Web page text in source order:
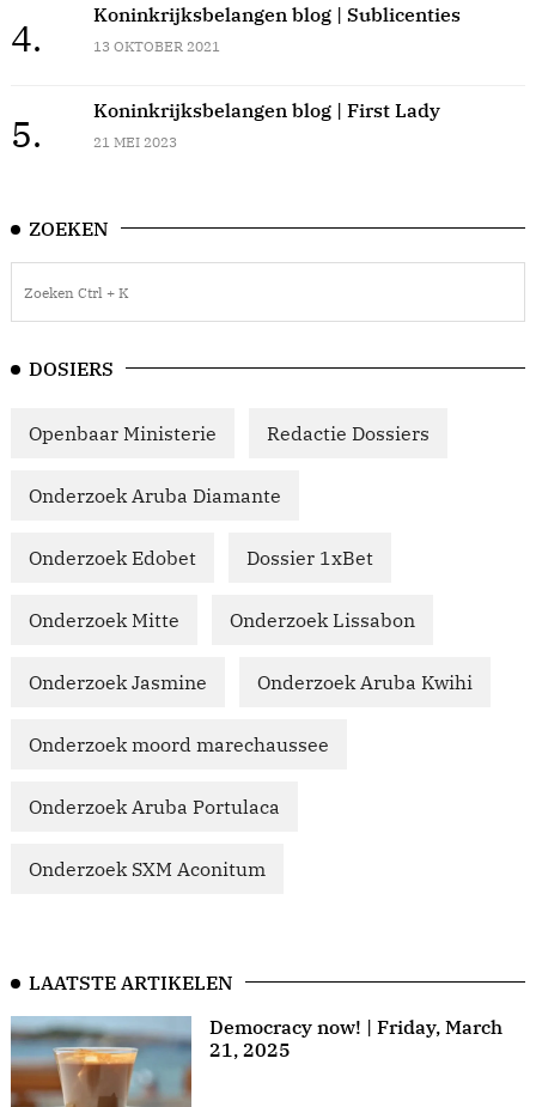
4.
Koninkrijksbelangen blog | Sublicenties
13 OKTOBER 2021
5.
Koninkrijksbelangen blog | First Lady
21 MEI 2023
ZOEKEN
DOSIERS
Openbaar Ministerie Redactie Dossiers
Onderzoek Aruba Diamante
Onderzoek Edobet Dossier 1xBet
Onderzoek Mitte Onderzoek Lissabon
Onderzoek Jasmine Onderzoek Aruba Kwihi
Onderzoek moord marechaussee
Onderzoek Aruba Portulaca
Onderzoek SXM Aconitum
LAATSTE ARTIKELEN
Democracy now! | Friday, March
21, 2025